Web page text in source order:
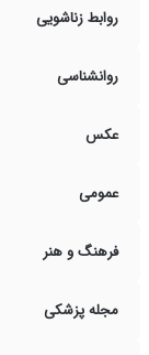
روابط زناشویی
روانشناسی
عکس
عمومی
فرهنگ و هنر
مجله پزشکی